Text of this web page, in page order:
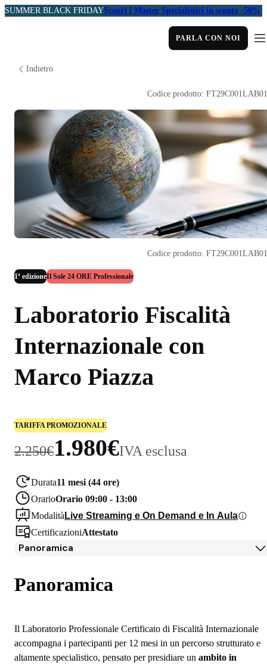
SUMMER BLACK FRIDAYScopri i Master Specialistici in sconto -50%
PARLA CON NOI
Indietro
1ª edizioneIl Sole 24 ORE Professionale
Laboratorio Fiscalità
Internazionale con
Marco Piazza
TARIFFA PROMOZIONALE
2.250€1.980€IVA esclusa
Durata11 mesi (44 ore)
OrarioOrario 09:00 - 13:00
Modalità Live Streaming e On Demand e In Aula
CertificazioniAttestato
Codice prodotto:
Codice prodotto:
Panoramica
Programma
Docenti
Panoramica
Il Laboratorio Professionale Certificato di Fiscalità Internazionale
accompagna i partecipanti per 12 mesi in un percorso strutturato e
altamente specialistico, pensato per presidiare un ambito in